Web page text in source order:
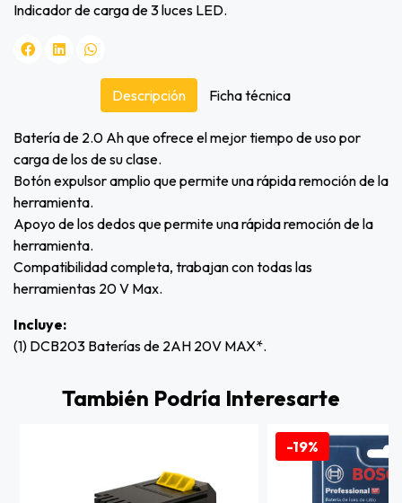
Indicador de carga de 3 luces LED.
Batería de 2.0 Ah que ofrece el mejor tiempo de uso por
carga de los de su clase.
Botón expulsor amplio que permite una rápida remoción de la
herramienta.
Apoyo de los dedos que permite una rápida remoción de la
herramienta.
Compatibilidad completa, trabajan con todas las
herramientas 20 V Max.
Incluye:
(1) DCB203 Baterías de 2AH 20V MAX*.
Descripción Ficha técnica
También Podría Interesarte
-19%